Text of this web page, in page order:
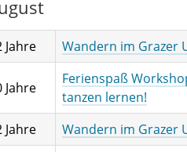
Jahre Wandern im Grazer
Jahre
Ferienspaß
tanzen lernen!
Jahre
Wandern im Grazer